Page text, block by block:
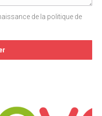
de la politique de